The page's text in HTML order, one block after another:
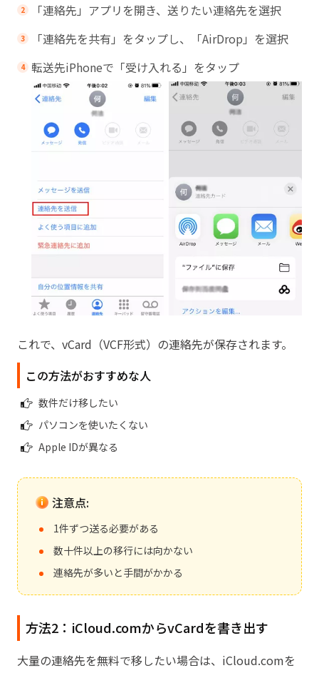
「連絡先」アプリを開き、送りたい連絡先を選択
「連絡先を共有」をタップし、「AirDrop」を選択
転送先iPhoneで「受け入れる」をタップ
これで、vCard（VCF形式）の連絡先が保存されます。
この方法がおすすめな人
数件だけ移したい
パソコンを使いたくない
Apple IDが異なる
注意点:
1件ずつ送る必要がある
数十件以上の移行には向かない
連絡先が多いと手間がかかる
方法2：iCloud.comからvCardを書き出す
大量の連絡先を無料で移したい場合は、iCloud.comを